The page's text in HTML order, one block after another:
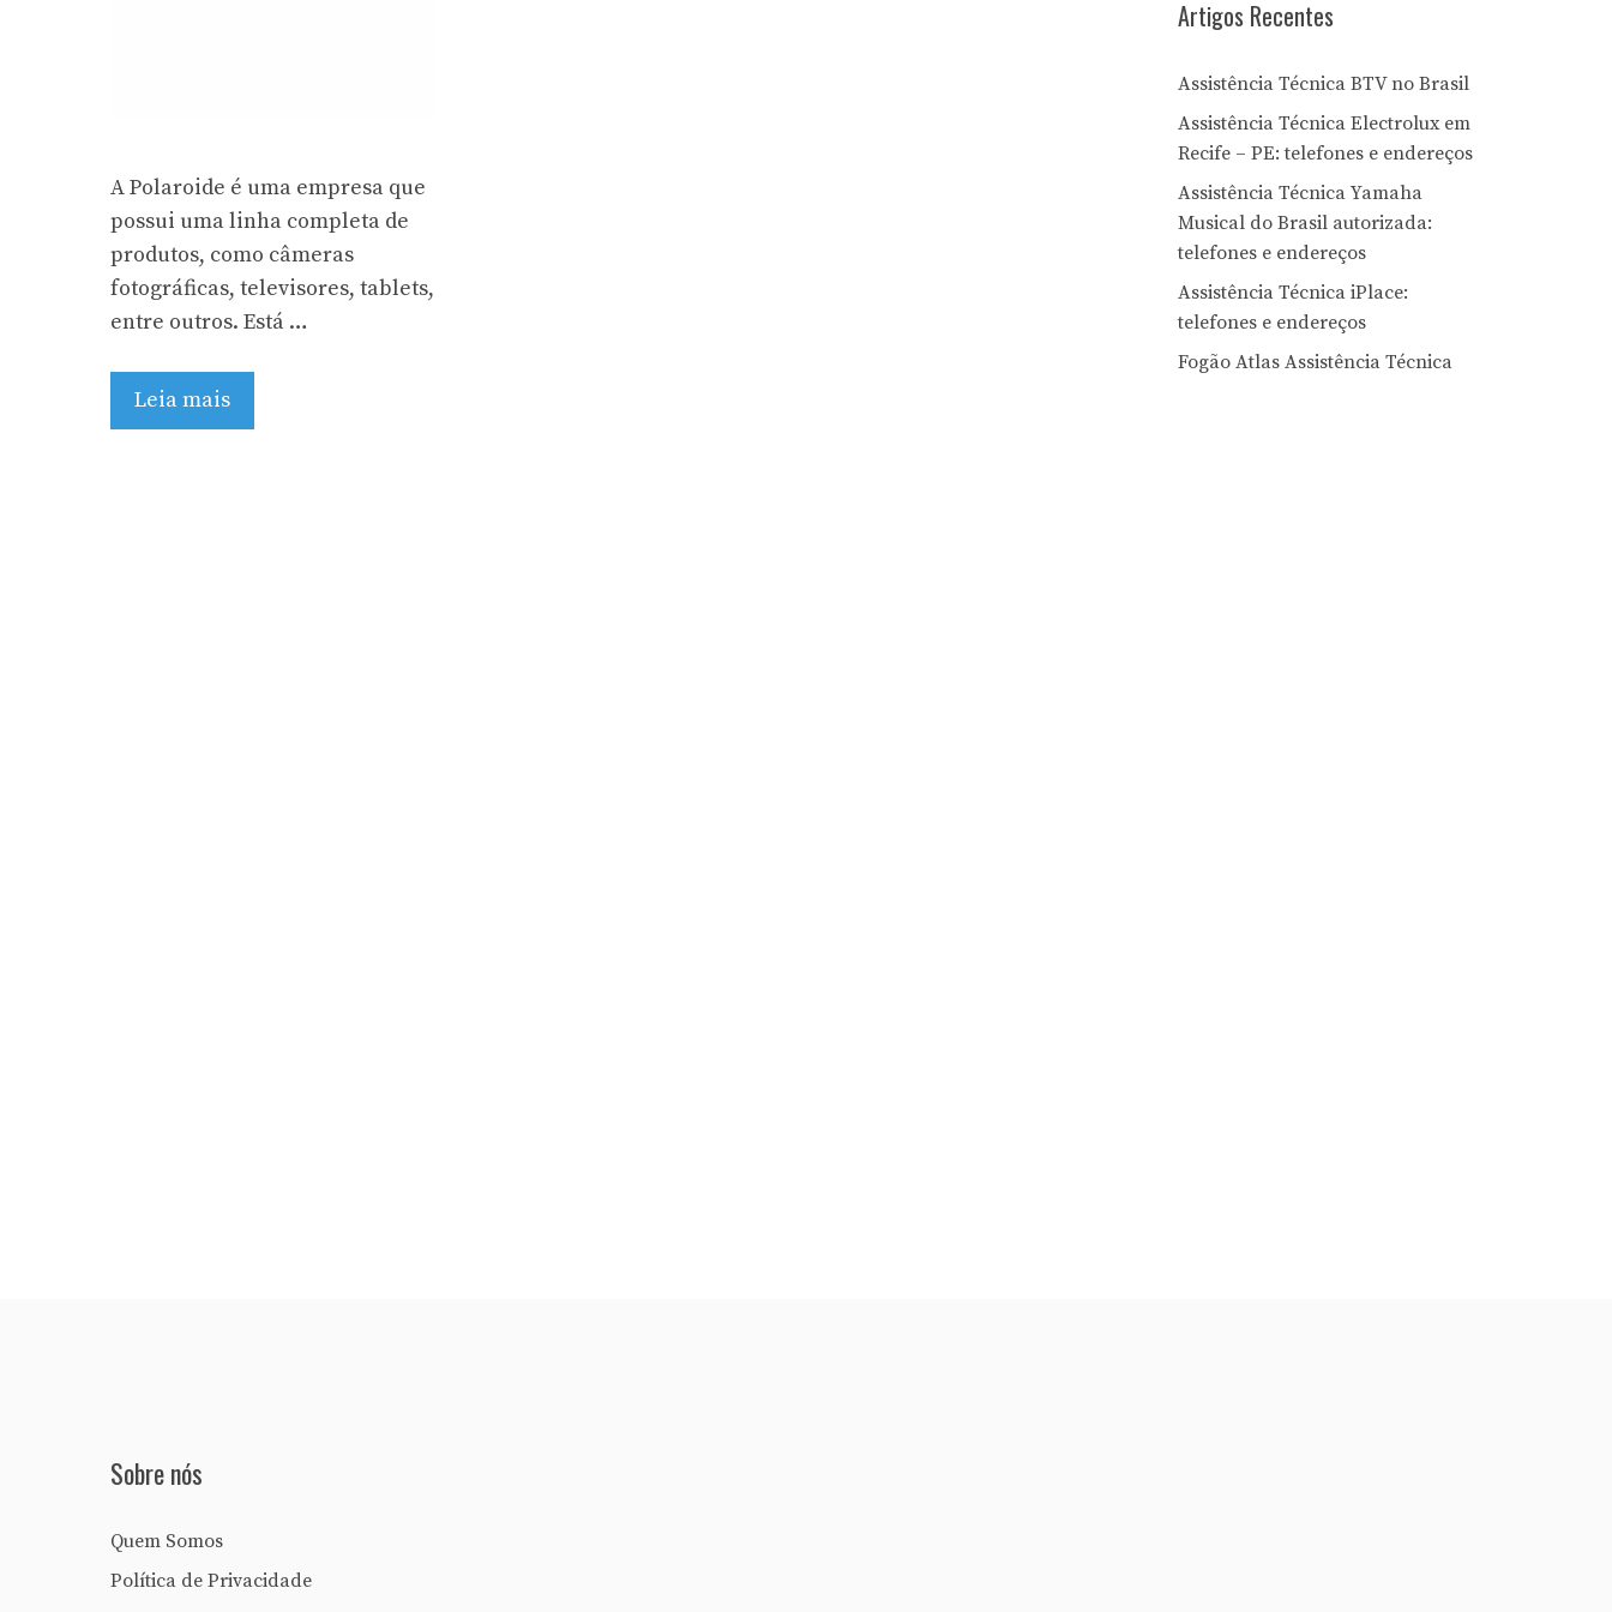
A Polaroide é uma empresa que
possui uma linha completa de
produtos, como câmeras
fotográficas, televisores, tablets,
entre outros. Está …
Leia mais
Artigos Recentes
Assistência Técnica BTV no Brasil
Assistência Técnica Electrolux em
Recife – PE: telefones e endereços
Assistência Técnica Yamaha
Musical do Brasil autorizada:
telefones e endereços
Assistência Técnica iPlace:
telefones e endereços
Fogão Atlas Assistência Técnica
Sobre nós
Quem Somos
Política de Privacidade